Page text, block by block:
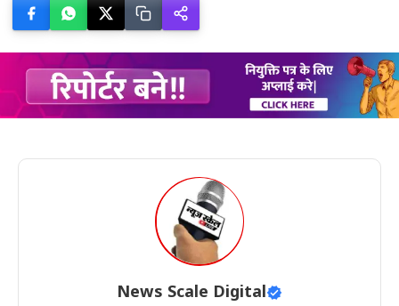
News Scale Digital